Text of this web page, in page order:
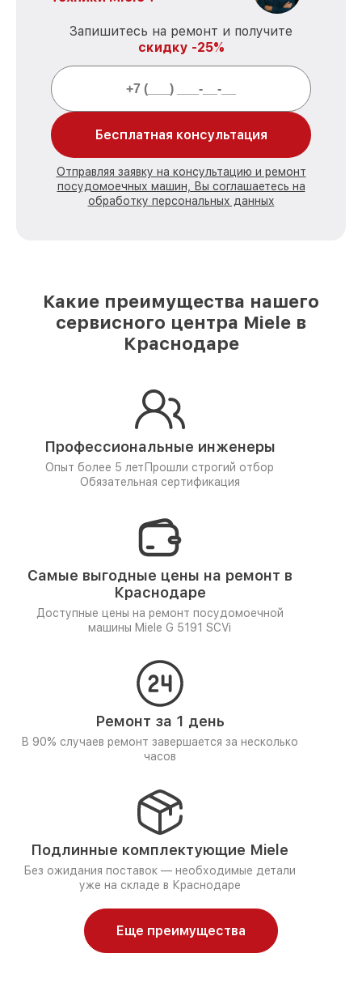
Запишитесь на ремонт и получите
скидку -25%
Бесплатная консультация
Отправляя заявку на консультацию и ремонт
посудомоечных машин, Вы соглашаетесь на
обработку персональных данных
Какие преимущества нашего
сервисного центра Miele в
Краснодаре
Профессиональные инженеры
Опыт более 5 лет Прошли строгий отбор
Обязательная сертификация
Самые выгодные цены на ремонт в
Краснодаре
Доступные цены на ремонт посудомоечной
машины Miele G 5191 SCVi
Ремонт за 1 день
В 90% случаев ремонт завершается за несколько
часов
Подлинные комплектующие Miele
Без ожидания поставок — необходимые детали
уже на складе в Краснодаре
Еще преимущества